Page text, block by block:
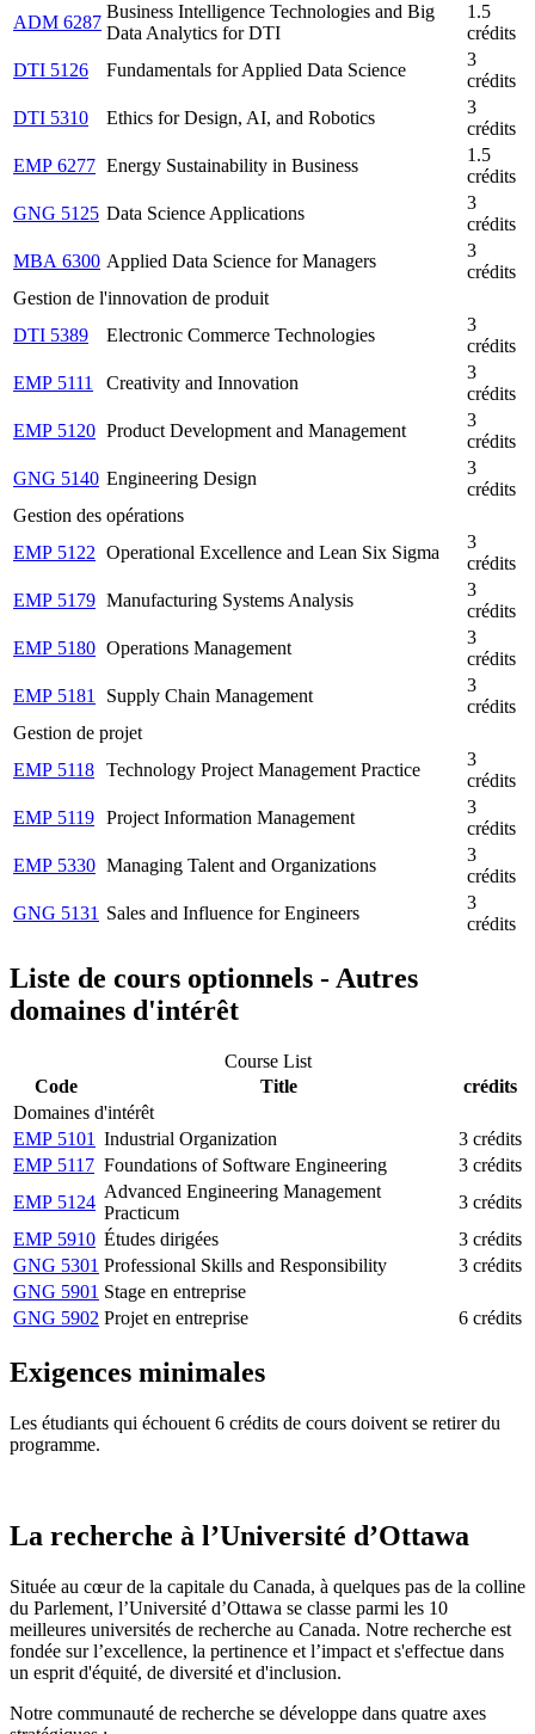
ADM 6287
Business Intelligence Technologies and Big
Data Analytics for DTI
1.5
crédits
DTI 5126
Fundamentals for Applied Data Science
3
crédits
DTI 5310
Ethics for Design, AI, and Robotics
3
crédits
EMP 6277 Energy Sustainability in Business
1.5
crédits
GNG 5125 Data Science Applications
3
crédits
MBA 6300 Applied Data Science for Managers
3
crédits
Gestion de l'innovation de produit
DTI 5389
Electronic Commerce Technologies
3
crédits
EMP 5111
Creativity and Innovation
3
crédits
EMP 5120 Product Development and Management
3
crédits
GNG 5140 Engineering Design
3
crédits
Gestion des opérations
EMP 5122 Operational Excellence and Lean Six Sigma
3
crédits
EMP 5179 Manufacturing Systems Analysis
3
crédits
EMP 5180 Operations Management
3
crédits
EMP 5181
Supply Chain Management
3
crédits
Gestion de projet
EMP 5118 Technology Project Management Practice
3
crédits
EMP 5119 Project Information Management
3
crédits
EMP 5330 Managing Talent and Organizations
3
crédits
GNG 5131 Sales and Influence for Engineers
3
crédits
Liste de cours optionnels - Autres
domaines d'intérêt
Course List
Code
Title
crédits
Domaines d'intérêt
EMP 5101 Industrial Organization
3 crédits
EMP 5117 Foundations of Software Engineering
3 crédits
EMP 5124
Advanced Engineering Management
Practicum
3 crédits
EMP 5910 Études dirigées
3 crédits
GNG 5301 Professional Skills and Responsibility
3 crédits
GNG 5901 Stage en entreprise
GNG 5902 Projet en entreprise 6 crédits
Exigences minimales
Les étudiants qui échouent 6 crédits de cours doivent se retirer du
programme.
La recherche à l’Université d’Ottawa
Située au cœur de la capitale du Canada, à quelques pas de la colline
du Parlement, l’Université d’Ottawa se classe parmi les 10
meilleures universités de recherche au Canada. Notre recherche est
fondée sur l’excellence, la pertinence et l’impact et s'effectue dans
un esprit d'équité, de diversité et d'inclusion.
Notre communauté de recherche se développe dans quatre axes